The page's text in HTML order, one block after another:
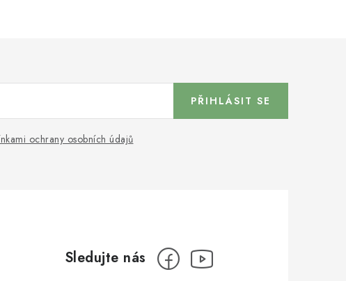
ochrany osobních údajů
PŘIHLÁSIT SE